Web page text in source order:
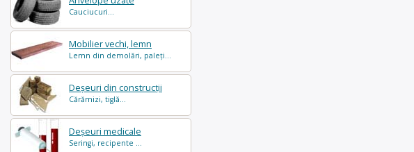
Cauciucuri...
Mobilier vechi, lemn
Lemn din demolări, paleți...
Deșeuri din construcții
Cărămizi, tiglă...
Deșeuri medicale
Seringi, recipente ...